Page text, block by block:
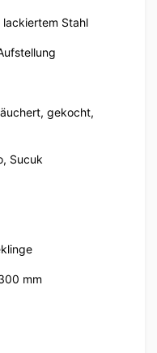
lackiertem Stahl
gekocht,
Sucuk
mm